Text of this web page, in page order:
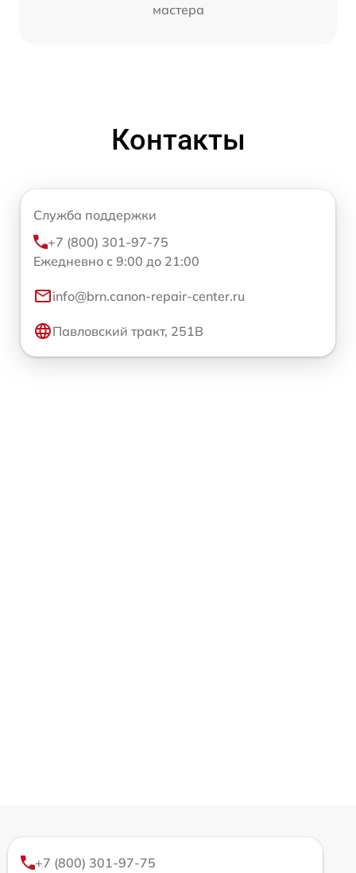
мастера
Контакты
Служба поддержки
+7 (800) 301-97-75
Ежедневно с 9:00 до 21:00
info@brn.canon-repair-center.ru
Павловский тракт, 251В
+7 (800) 301-97-75